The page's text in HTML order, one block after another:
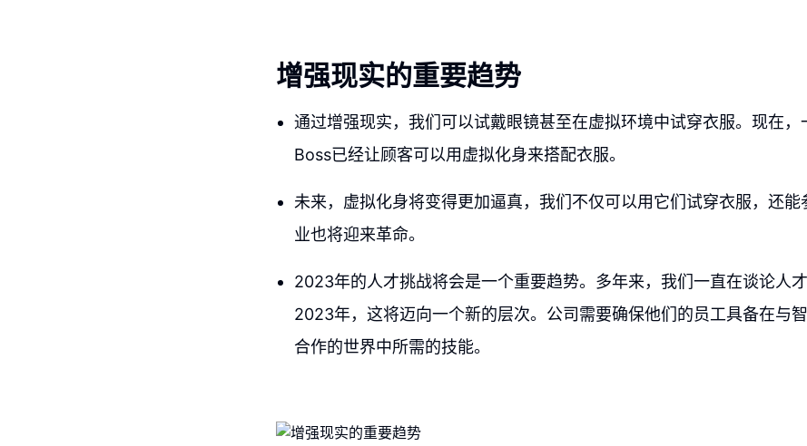
增强现实的重要趋势
通过增强现实，我们可以试戴眼镜甚至在虚拟环境中试穿衣服。现在
Boss已经让顾客可以用虚拟化身来搭配衣服。
未来，虚拟化身将变得更加逼真，我们不仅可以用它们试穿衣服，还能
业也将迎来革命。
2023年的人才挑战将会是一个重要趋势。多年来，我们一直在谈论人
2023年，这将迈向一个新的层次。公司需要确保他们的员工具备在与
合作的世界中所需的技能。